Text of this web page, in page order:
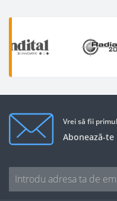
Vrei să fii
Abonează-